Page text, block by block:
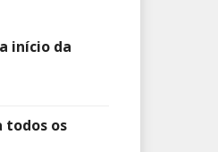
início da
todos os